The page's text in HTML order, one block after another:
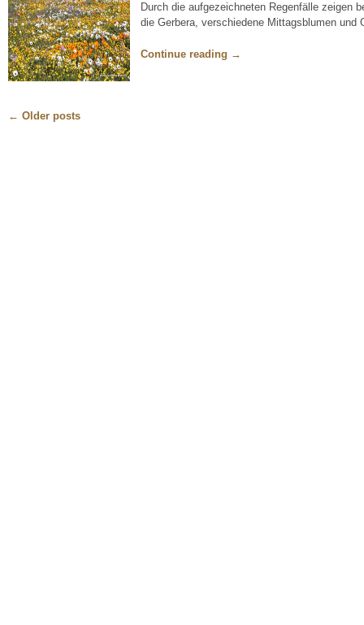
Durch die aufgezeichneten Regenfälle zeigen
die Gerbera, verschiedene Mittagsblumen und
Continue reading →
← Older posts